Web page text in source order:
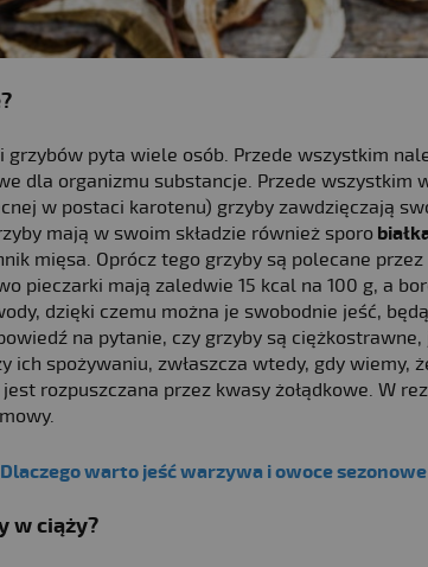
grzybów pyta wiele osób. Przede wszystkim
dla organizmu substancje. Przede wszystkim
w postaci karotenu) grzyby zawdzięczają
mają w swoim składzie również sporo
mięsa. Oprócz tego grzyby są polecane
pieczarki mają zaledwie 15 kcal na 100 g, a
dzięki czemu można je swobodnie jeść,
na pytanie, czy grzyby są
ich spożywaniu, zwłaszcza wtedy, gdy wiemy,
rozpuszczana przez kwasy żołądkowe. W
Dlaczego warto jeść warzywa i owoce sezonowe
w ciąży?